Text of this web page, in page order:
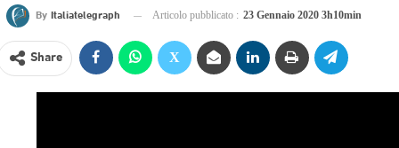
By Italiatelegraph Articolo pubblicato : 23 Gennaio 2020 3h10min
Share